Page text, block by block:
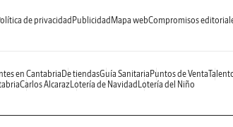
de privacidad Publicidad Mapa webCompromisos
en Cantabria De tiendasGuía Sanitaria Puntos de Venta
Carlos AlcarazLotería de Navidad Lotería del Niño